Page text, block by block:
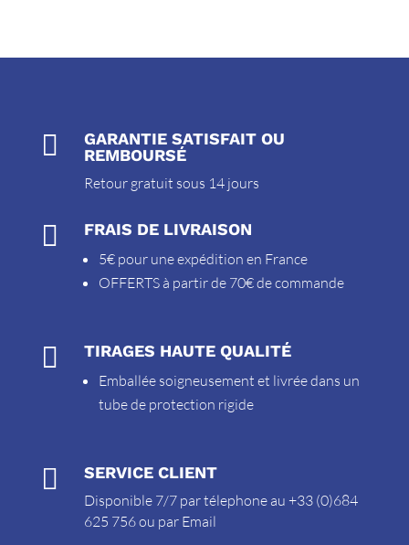

GARANTIE SATISFAIT OU
REMBOURSÉ
Retour gratuit sous 14 jours
 FRAIS DE LIVRAISON
5€ pour une expédition en France
OFFERTS à partir de 70€ de commande
 TIRAGES HAUTE QUALITÉ
Emballée soigneusement et livrée dans un
tube de protection rigide
 SERVICE CLIENT
Disponible 7/7 par télephone au +33 (0)684
625 756 ou par Email